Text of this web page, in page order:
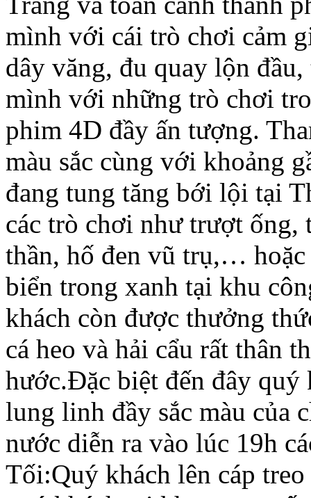
mình với cái trò chơi cảm
dây văng, đu quay lộn
mình với những trò chơi
phim 4D đầy ấn tượng.
màu sắc cùng với khoảng
đang tung tăng bới lội tại
các trò chơi như trượt ống,
thần, hố đen vũ trụ,…
biển trong xanh tại khu
khách còn được thưởng
cá heo và hải cẩu rất thân
hước.Đặc biệt đến đây
lung linh đầy sắc màu của
nước diễn ra vào lúc 19h
Tối:Quý khách lên cáp